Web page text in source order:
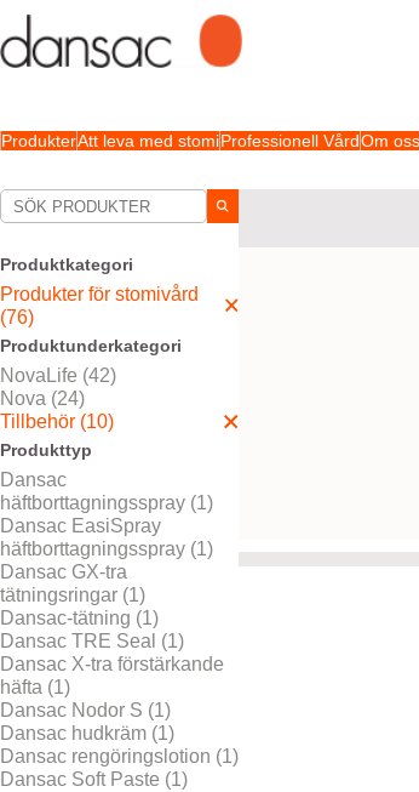
ProdukterAtt leva med stomiProfessionell VårdOm oss
Produktkategori
Produkter för stomivård
(76)
Produktunderkategori
NovaLife (42)
Nova (24)
Tillbehör (10)
Produkttyp
Dansac
häftborttagningsspray (1)
Dansac EasiSpray
häftborttagningsspray (1)
Dansac GX-tra
tätningsringar (1)
Dansac-tätning (1)
Dansac TRE Seal (1)
Dansac X-tra förstärkande
häfta (1)
Dansac Nodor S (1)
Dansac hudkräm (1)
Dansac rengöringslotion (1)
Dansac Soft Paste (1)